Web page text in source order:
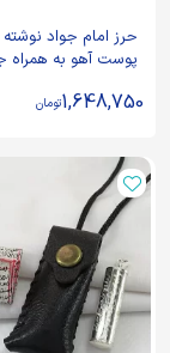
حرز امام جواد
پوست آهو به همراه
1,648,750تومان